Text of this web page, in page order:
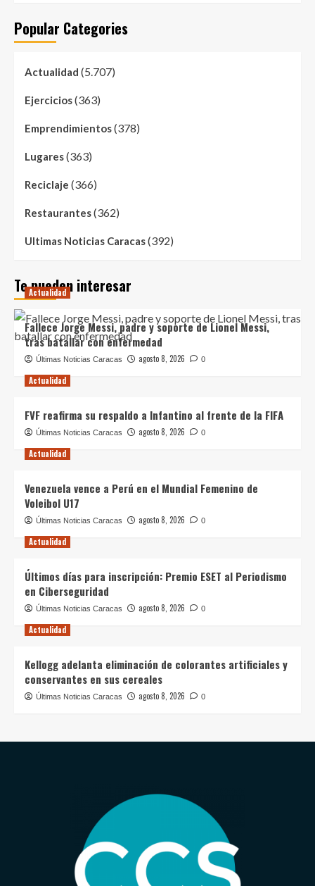
Popular Categories
Actualidad (5.707)
Ejercicios(363)
Emprendimientos(378)
Lugares(363)
Reciclaje (366)
Restaurantes(362)
Ultimas Noticias Caracas(392)
Te pueden interesar
Actualidad
Fallece Jorge Messi, padre y soporte de Lionel Messi,
tras batallar con enfermedad
Últimas Noticias Caracas agosto 8, 2026 0
Actualidad
FVF reafirma su respaldo a Infantino al frente de la FIFA
Últimas Noticias Caracas agosto 8, 2026 0
Actualidad
Venezuela vence a Perú en el Mundial Femenino de
Voleibol U17
Últimas Noticias Caracas agosto 8, 2026 0
Actualidad
Últimos días para inscripción: Premio ESET al Periodismo
en Ciberseguridad
Últimas Noticias Caracas agosto 8, 2026 0
Actualidad
Kellogg adelanta eliminación de colorantes artificiales y
conservantes en sus cereales
Últimas Noticias Caracas agosto 8, 2026 0